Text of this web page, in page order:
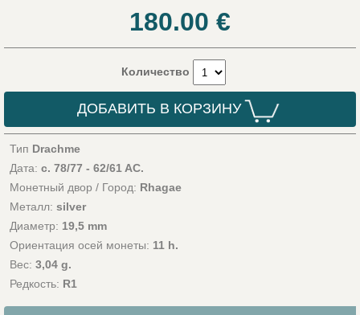
180.00 €
Количество
ДОБАВИТЬ В КОРЗИНУ
Тип Drachme
Дата: c. 78/77 - 62/61 AC.
Монетный двор / Город: Rhagae
Металл: silver
Диаметр: 19,5 mm
Ориентация осей монеты: 11 h.
Вес: 3,04 g.
Редкость: R1